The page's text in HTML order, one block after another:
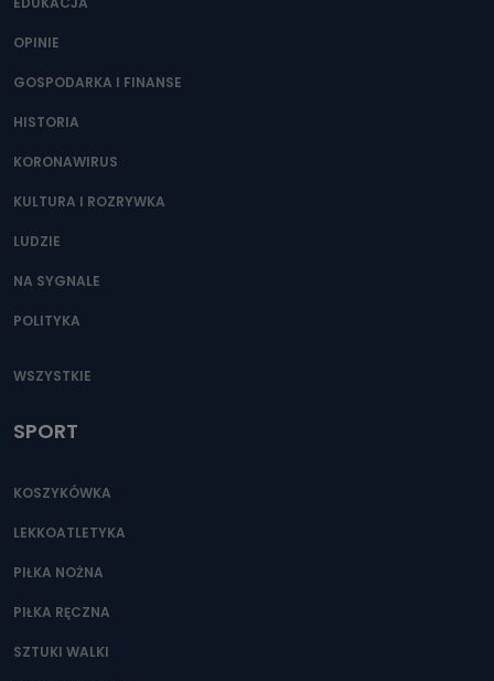
ograniczenia ich przetwarzania oraz prawo wniesienia
przechowywane?
Do czasu wycofania zgody lub, jeśli dane będą
administratora – do momentu wniesienia sprzeciwu.
Jakie dane osobowe przetwarzamy?
Przetwarzane kategorie Państwa danych osobowych to
które zostały zebrane ze źródeł publicznie dostępnych, w
danych osobowych są pracownicy i współpracownicy
oraz partnerzy wspomagający administratora w jego
Jak skontaktować się z inspektorem
OPINIE
GOSPODARKA I FINANSE
HISTORIA
KORONAWIRUS
KULTURA I ROZRYWKA
LUDZIE
NA SYGNALE
POLITYKA
WSZYSTKIE
SPORT
KOSZYKÓWKA
LEKKOATLETYKA
PIŁKA NOŻNA
PIŁKA RĘCZNA
SZTUKI WALKI